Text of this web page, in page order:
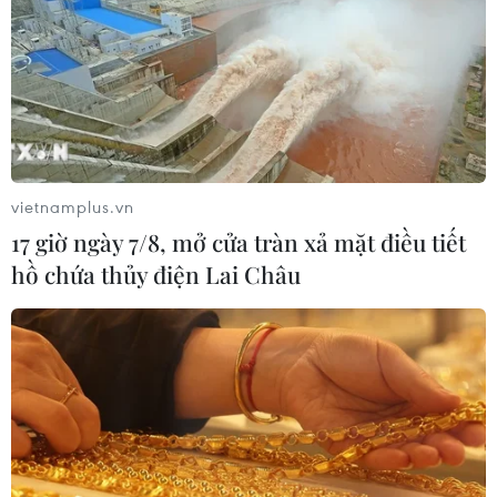
Tổng thống Nga thay đổi vị
trí các chỉ huy tại mặt trận Ukraine
05/08/2026 15:26
Đâm dao ở trung tâm London, một
nữ nghi phạm bị bắt giữ
05/08/2026 15:07
Nhiều chuyến bay tại Đức chuyển
hướng do vật thể bay gần đường
băng
05/08/2026 10:54
vietnamplus.vn
17 giờ ngày 7/8, mở cửa tràn xả mặt điều tiết
hồ chứa thủy điện Lai Châu